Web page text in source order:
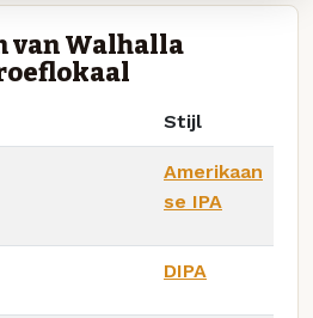
van Walhalla
Stijl
Amerikaan
se IPA
DIPA